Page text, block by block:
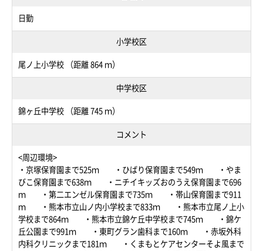
日勤
小学校区
尾ノ上小学校 （距離 864 ｍ）
中学校区
錦ヶ丘中学校 （距離 745 ｍ）
コメント
<周辺環境>
・京塚保育園まで525ｍ ・ひばり保育園まで549ｍ ・やま
びこ保育園まで638ｍ ・ニチイキッズおのうえ保育園まで696
ｍ ・第二エンゼル保育園まで735ｍ ・帯山保育園まで911
ｍ ・熊本市立山ノ内小学校まで833ｍ ・熊本市立尾ノ上小
学校まで864ｍ ・熊本市立錦ケ丘中学校まで745ｍ ・錦ケ
丘公園まで991ｍ ・東町グラン歯科まで160ｍ ・赤坂外科
内科クリニックまで181ｍ ・くまもとケアセンターそよ風まで